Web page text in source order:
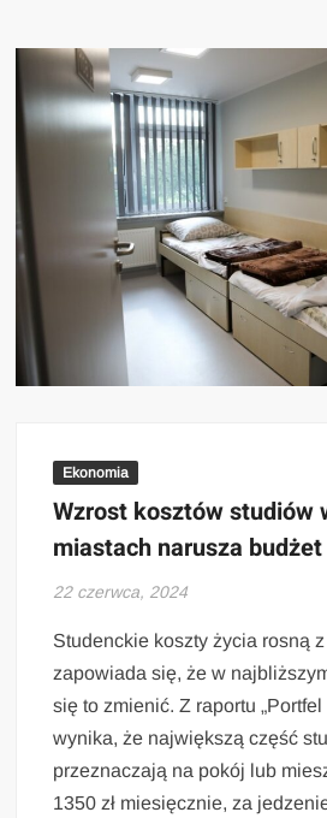
Ekonomia
Wzrost kosztów studiów
miastach narusza
22 czerwca, 2024
Studenckie koszty życia rosną
zapowiada się, że w
się to zmienić. Z raportu
wynika, że największą część
przeznaczają na pokój lub
1350 zł miesięcznie, za